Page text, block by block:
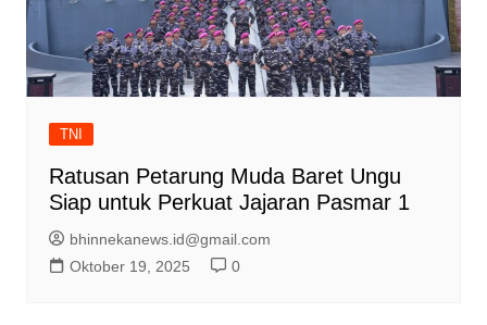
TNI
Ratusan Petarung Muda Baret Ungu
Siap untuk Perkuat Jajaran Pasmar 1
bhinnekanews.id@gmail.com
Oktober 19, 2025
0